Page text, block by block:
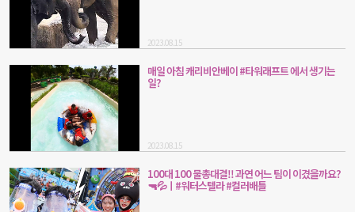
2023.08.15
매일 아침 캐리비안베이 #타워래프트 에서 생기는
일?
2023.08.15
100대 100 물총대결!! 과연 어느 팀이 이겼을까요?
🔫💦ㅣ#워터스텔라 #컬러배틀